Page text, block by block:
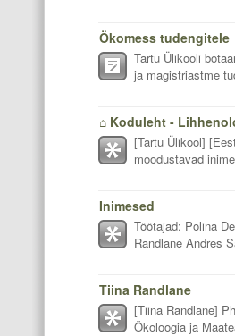
Ökomess tudengitele
Tartu Ülikooli
ja magistriastme
⌂ Koduleht -
[Tartu Ülikool]
moodustavad
Inimesed
Töötajad: Polina
Randlane Andres
Tiina Randlane
[Tiina Randlane]
Ökoloogia ja